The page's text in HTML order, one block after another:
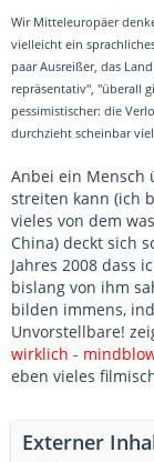
Wir Mitteleuropäer
vielleicht ein
paar Ausreißer, das
repräsentativ", "überall
pessimistischer: die
durchzieht scheinbar
Anbei ein Mensch
streiten kann (ich
vieles von dem
China) deckt sich
Jahres 2008 dass
bislang von ihm
bilden immens,
Unvorstellbare!
wirklich -
eben vieles
Externer